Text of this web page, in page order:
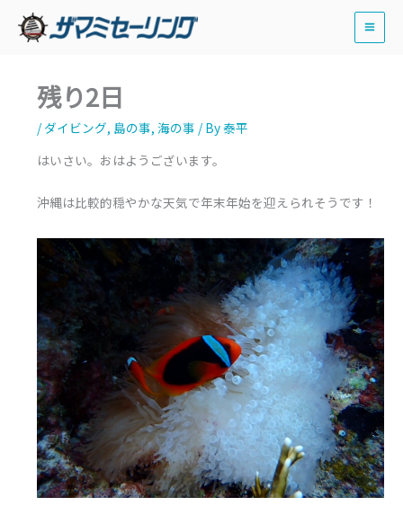
残り2日
/ ダイビング, 島の事,海の事 / By泰平
はいさい。おはようございます。
沖縄は比較的穏やかな天気で年末年始を迎えられそうです！